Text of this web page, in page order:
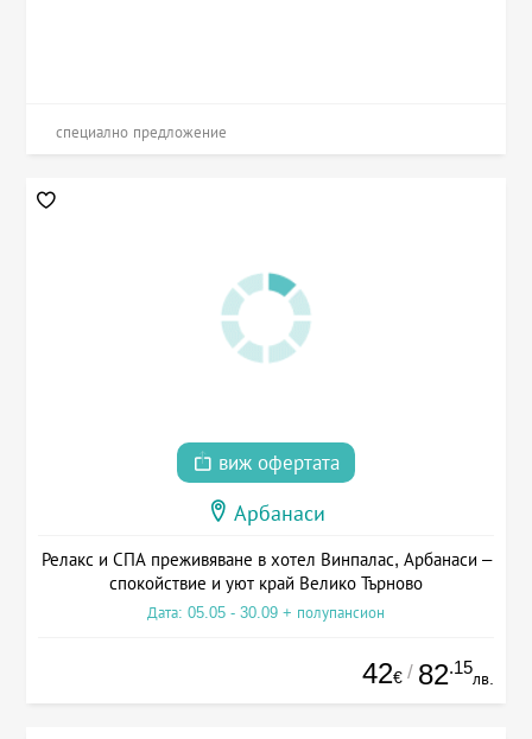
специално предложение
виж офертата
Арбанаси
Релакс и СПА преживяване в хотел Винпалас, Арбанаси –
спокойствие и уют край Велико Търново
Дата: 05.05 - 30.09 + полупансион
42€ / 82.15
лв.